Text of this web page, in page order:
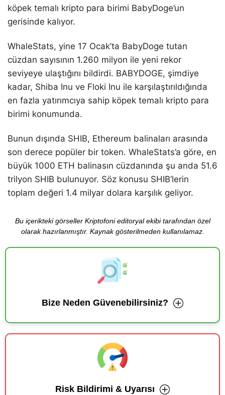
köpek temalı kripto para birimi BabyDoge’un
gerisinde kalıyor.
WhaleStats, yine 17 Ocak’ta BabyDoge tutan
cüzdan sayısının 1.260 milyon ile yeni rekor
seviyeye ulaştığını bildirdi. BABYDOGE, şimdiye
kadar, Shiba Inu ve Floki Inu ile karşılaştırıldığında
en fazla yatırımcıya sahip köpek temalı kripto para
birimi konumunda.
Bunun dışında SHIB, Ethereum balinaları arasında
son derece popüler bir token. WhaleStats’a göre, en
büyük 1000 ETH balinasın cüzdanında şu anda 51.6
trilyon SHIB bulunuyor. Söz konusu SHIB’lerin
toplam değeri 1.4 milyar dolara karşılık geliyor.
Bu içerikteki görseller Kriptofoni editoryal ekibi tarafından özel
olarak hazırlanmıştır. Kaynak gösterilmeden kullanılamaz.
Bize Neden Güvenebilirsiniz?
Risk Bildirimi & Uyarısı